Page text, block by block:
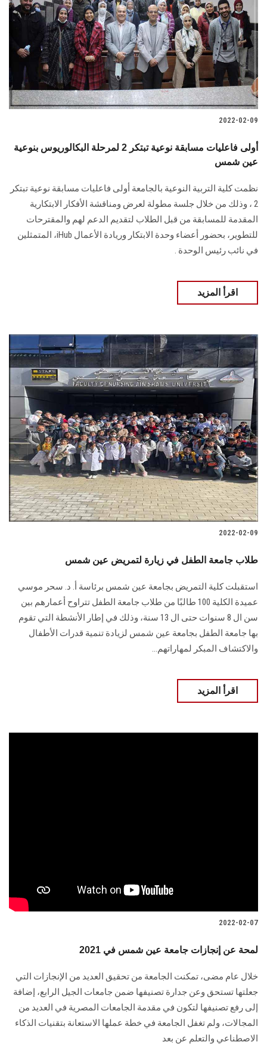
2022-02-09
أولى فاعليات مسابقة نوعية تبتكر 2 لمرحلة البكالوريوس بنوعية
عين شمس
نظمت كلية التربية النوعية بالجامعة أولى فاعليات مسابقة نوعية تبتكر
2 ، وذلك من خلال جلسة مطولة لعرض ومناقشة الأفكار الابتكارية
المقدمة للمسابقة من قبل الطلاب لتقديم الدعم لهم والمقترحات
للتطوير، بحضور أعضاء وحدة الابتكار وريادة الأعمال iHub، المتمثلين
في نائب رئيس الوحدة .
اقرأ المزيد
2022-02-09
طلاب جامعة الطفل في زيارة لتمريض عين شمس
استقبلت كلية التمريض بجامعة عين شمس برئاسة أ. د. سحر موسي
عميدة الكلية 100 طالبًا من طلاب جامعة الطفل تتراوح أعمارهم بين
سن ال 8 سنوات حتى ال 13 سنة، وذلك في إطار الأنشطة التي تقوم
بها جامعة الطفل بجامعة عين شمس لزيادة تنمية قدرات الأطفال
والاكتشاف المبكر لمهاراتهم...
اقرأ المزيد
2022-02-07
لمحة عن إنجازات جامعة عين شمس في 2021
خلال عام مضى، تمكنت الجامعة من تحقيق العديد من الإنجازات التي
جعلتها تستحق وعن جدارة تصنيفها ضمن جامعات الجيل الرابع، إضافة
إلى رفع تصنيفها لتكون في مقدمة الجامعات المصرية في العديد من
المجالات، ولم تغفل الجامعة في خطة عملها الاستعانة بتقنيات الذكاء
الاصطناعي والتعلم عن بعد